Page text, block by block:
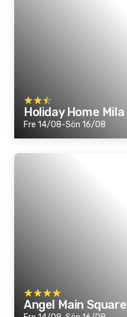
Holiday Home Mila
Fre 14/08-Sön 16/08
Angel Main Square